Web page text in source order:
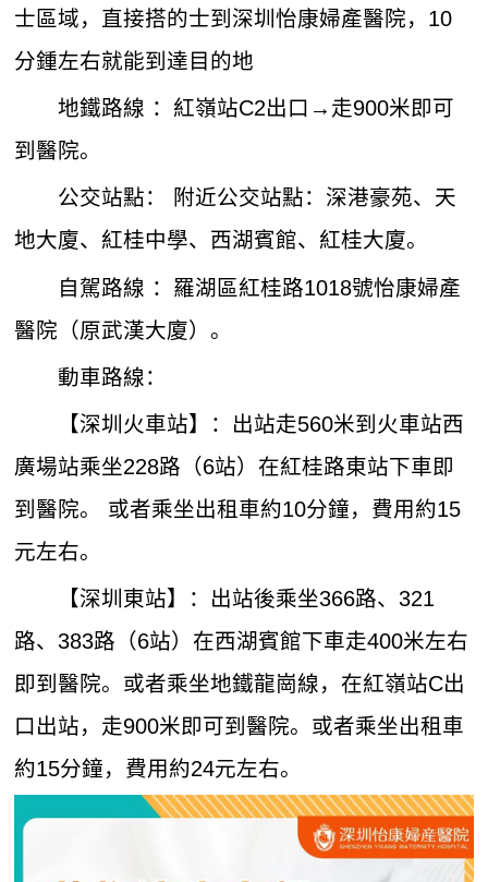
士區域，直接搭的士到深圳怡康婦產醫院，10
分鍾左右就能到達目的地
地鐵路線 ：紅嶺站C2出口→走900米即可
到醫院。
公交站點： 附近公交站點：深港豪苑、天
地大廈、紅桂中學、西湖賓館、紅桂大廈。
自駕路線 ：羅湖區紅桂路1018號怡康婦產
醫院（原武漢大廈）。
動車路線：
【深圳火車站】：出站走560米到火車站西
廣場站乘坐228路（6站）在紅桂路東站下車即
到醫院。 或者乘坐出租車約10分鐘，費用約15
元左右。
【深圳東站】：出站後乘坐366路、321
路、383路（6站）在西湖賓館下車走400米左右
即到醫院。或者乘坐地鐵龍崗線，在紅嶺站C出
口出站，走900米即可到醫院。或者乘坐出租車
約15分鐘，費用約24元左右。